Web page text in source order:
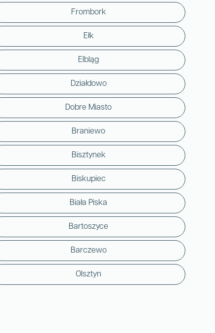
Frombork
Ełk
Elbląg
Działdowo
Dobre Miasto
Braniewo
Bisztynek
Biskupiec
Biała Piska
Bartoszyce
Barczewo
Olsztyn